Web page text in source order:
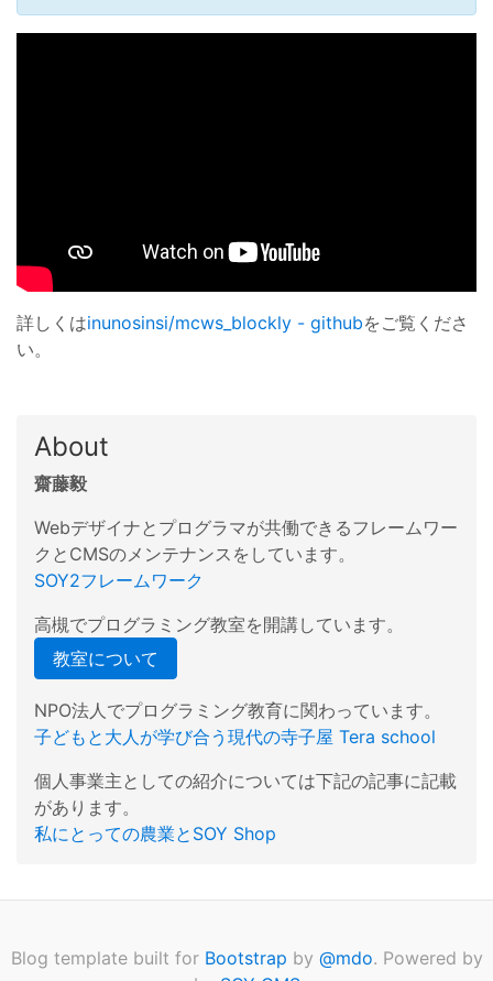
詳しくはinunosinsi/mcws_blockly - githubをご覧くださ
い。
About
齋藤毅
Webデザイナとプログラマが共働できるフレームワー
クとCMSのメンテナンスをしています。
SOY2フレームワーク
高槻でプログラミング教室を開講しています。
教室について
NPO法人でプログラミング教育に関わっています。
子どもと大人が学び合う現代の寺子屋 Tera school
個人事業主としての紹介については下記の記事に記載
があります。
私にとっての農業とSOY Shop
Blog template built for Bootstrap by @mdo. Powered by